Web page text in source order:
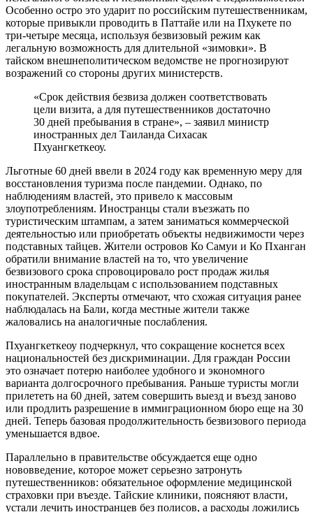
Особенно остро это ударит по российским путешественникам,
которые привыкли проводить в Паттайе или на Пхукете по
три-четыре месяца, используя безвизовый режим как
легальную возможность для длительной «зимовки». В
тайском внешнеполитическом ведомстве не прогнозируют
возражений со стороны других министерств.
«Срок действия безвиза должен соответствовать
цели визита, а для путешественников достаточно
30 дней пребывания в стране», – заявил министр
иностранных дел Таиланда Сихасак
Пхуангкеткеоу.
Льготные 60 дней ввели в 2024 году как временную меру для
восстановления туризма после пандемии. Однако, по
наблюдениям властей, это привело к массовым
злоупотреблениям. Иностранцы стали въезжать по
туристическим штампам, а затем заниматься коммерческой
деятельностью или приобретать объекты недвижимости через
подставных тайцев. Жители островов Ко Самуи и Ко Пханган
обратили внимание властей на то, что увеличение
безвизового срока спровоцировало рост продаж жилья
иностранным владельцам с использованием подставных
покупателей. Эксперты отмечают, что схожая ситуация ранее
наблюдалась на Бали, когда местные жители также
жаловались на аналогичные послабления.
Пхуангкеткеоу подчеркнул, что сокращение коснется всех
национальностей без дискриминации. Для граждан России
это означает потерю наиболее удобного и экономного
варианта долгосрочного пребывания. Раньше туристы могли
прилететь на 60 дней, затем совершить выезд и въезд заново
или продлить разрешение в иммиграционном бюро еще на 30
дней. Теперь базовая продолжительность безвизового периода
уменьшается вдвое.
Параллельно в правительстве обсуждается еще одно
нововведение, которое может серьезно затронуть
путешественников: обязательное оформление медицинской
страховки при въезде. Тайские клиники, поясняют власти,
устали лечить иностранцев без полисов, а расходы ложились